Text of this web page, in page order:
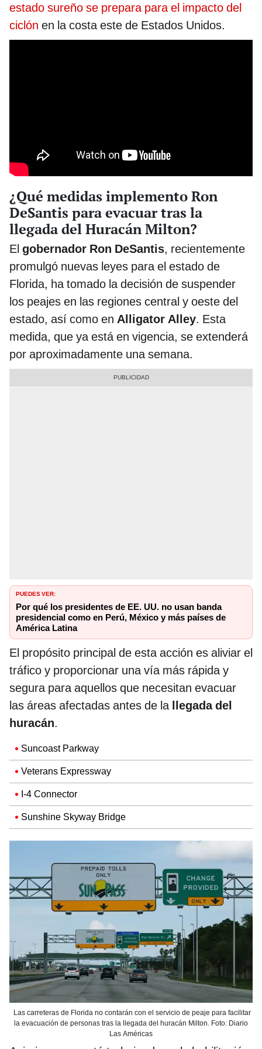
estado sureño se prepara para el impacto del
ciclón en la costa este de Estados Unidos.
¿Qué medidas implemento Ron
DeSantis para evacuar tras la
llegada del Huracán Milton?
El gobernador Ron DeSantis, recientemente
promulgó nuevas leyes para el estado de
Florida, ha tomado la decisión de suspender
los peajes en las regiones central y oeste del
estado, así como en Alligator Alley. Esta
medida, que ya está en vigencia, se extenderá
por aproximadamente una semana.
PUEDES VER:
Por qué los presidentes de EE. UU. no usan banda
presidencial como en Perú, México y más países de
América Latina
El propósito principal de esta acción es aliviar el
tráfico y proporcionar una vía más rápida y
segura para aquellos que necesitan evacuar
las áreas afectadas antes de lallegada del
huracán.
Suncoast Parkway
Veterans Expressway
I-4 Connector
Sunshine Skyway Bridge
Las carreteras de Florida no contarán con el servicio de peaje para facilitar
la evacuación de personas tras la llegada del huracán Milton. Foto: Diario
Las Américas